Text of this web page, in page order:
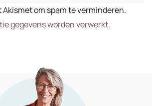
Akismet om spam te verminderen.
gegevens worden verwerkt.